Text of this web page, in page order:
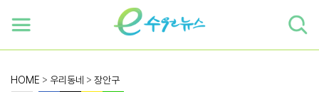
HOME > 우리동네 > 장안구